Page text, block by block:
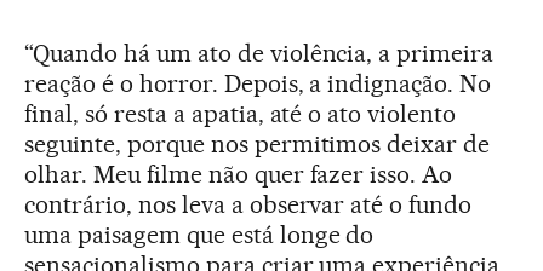
“Quando há um ato de violência, a primeira
reação é o horror. Depois, a indignação. No
final, só resta a apatia, até o ato violento
seguinte, porque nos permitimos deixar de
olhar. Meu filme não quer fazer isso. Ao
contrário, nos leva a observar até o fundo
uma paisagem que está longe do
sensacionalismo para criar uma experiência